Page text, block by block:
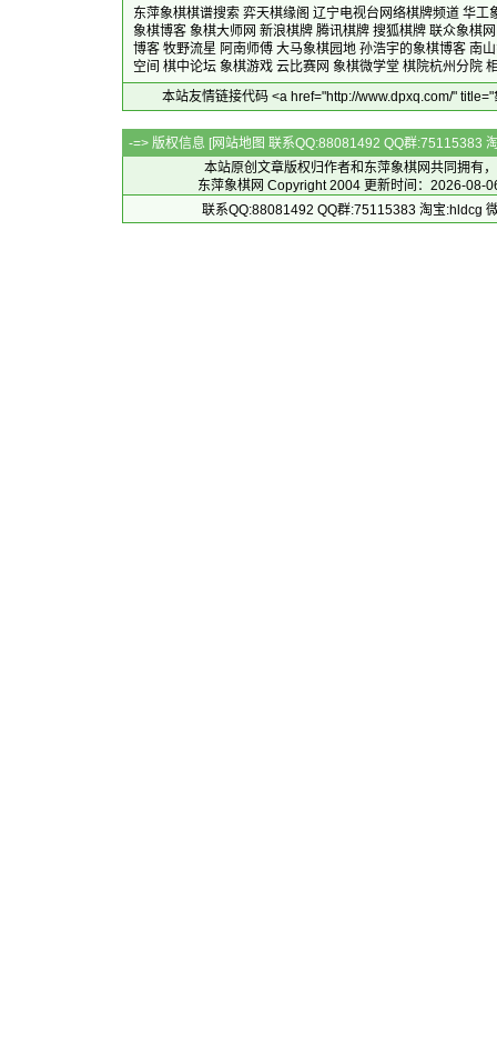
东萍象棋棋谱搜索 弈天棋缘阁 辽宁电视台网络棋牌频道 华工
象棋博客 象棋大师网 新浪棋牌 腾讯棋牌 搜狐棋牌 联众象棋网
博客 牧野流星 阿南师傅 大马象棋园地 孙浩宇的象棋博客 南
空间 棋中论坛 象棋游戏 云比赛网 象棋微学堂 棋院杭州分院
本站友情链接代码 <a href="http://www.dpxq.com/"
-=> 版权信息 [网站地图 联系QQ:88081492 QQ群:75115383
本站原创文章版权归作者和 东萍象棋网共同拥有
东萍象棋网 Copyright 2004 更新时间：2026-08-
联系QQ:88081492 QQ群:75115383 淘宝:hldcg